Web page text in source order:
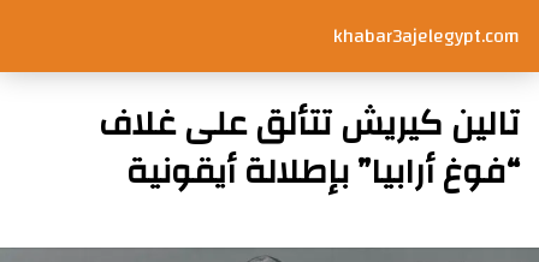
khabar3ajelegypt.com
تالين كيريش تتألق على غلاف
“فوغ أرابيا” بإطلالة أيقونية